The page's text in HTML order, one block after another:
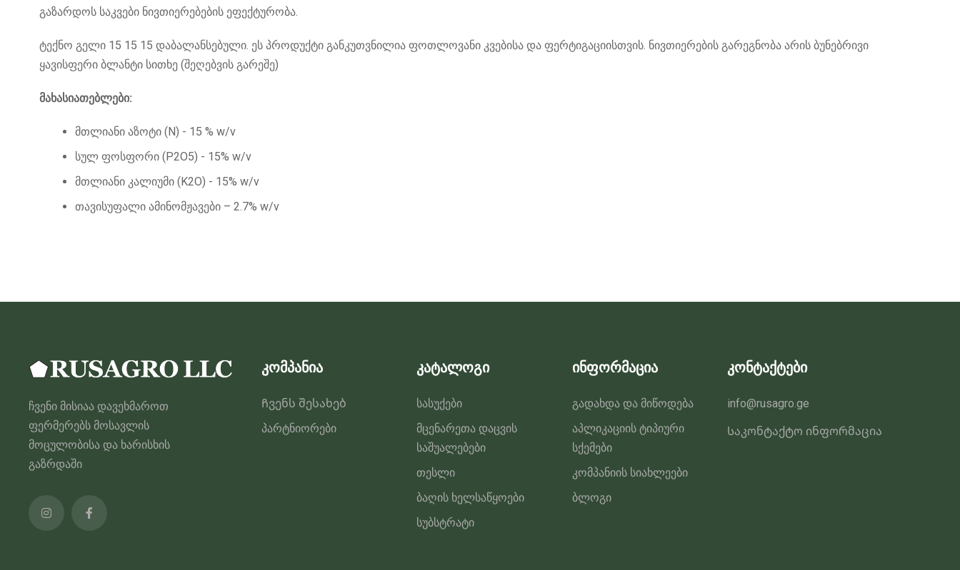
გაზარდოს საკვები ნივთიერებების ეფექტურობა.
ტექნო გელი 15 15 15 დაბალანსებული. ეს პროდუქტი განკუთვნილია ფოთლოვანი კვებისა და ფერტიგაციისთვის. ნივთიერების გარეგნობა არის ბუნებრივი
ყავისფერი ბლანტი სითხე (შეღებვის გარეშე)
მახასიათებლები:
მთლიანი აზოტი (N) - 15 % w/v
სულ ფოსფორი (P2O5) - 15% w/v
მთლიანი კალიუმი (K2O) - 15% w/v
თავისუფალი ამინომჟავები – 2.7% w/v
ჩვენი მისიაა დავეხმაროთ
ფერმერებს მოსავლის
მოცულობისა და ხარისხის
გაზრდაში
კომპანია
Ჩვენს შესახებ
პარტნიორები
კატალოგი
სასუქები
მცენარეთა დაცვის
საშუალებები
თესლი
ბაღის ხელსაწყოები
სუბსტრატი
ინფორმაცია
გადახდა და მიწოდება
აპლიკაციის ტიპიური
სქემები
კომპანიის სიახლეები
ბლოგი
კონტაქტები
info@rusagro.ge
Საკონტაქტო ინფორმაცია